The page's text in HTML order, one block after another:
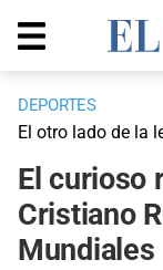
DEPORTES
El otro lado de la
El curioso
Cristiano
Mundiales